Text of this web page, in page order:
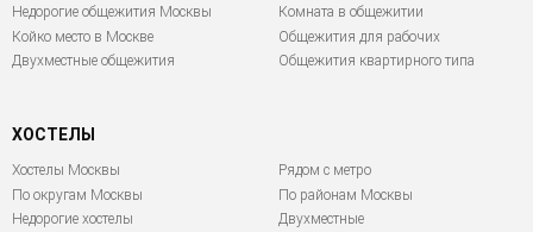
Недорогие общежития Москвы
Комната в общежитии
Койко место в Москве
Общежития для рабочих
Двухместные общежития
Общежития квартирного типа
ХОСТЕЛЫ
Хостелы Москвы
По округам Москвы
Недорогие хостелы
Рядом с метро
По районам Москвы
Двухместные